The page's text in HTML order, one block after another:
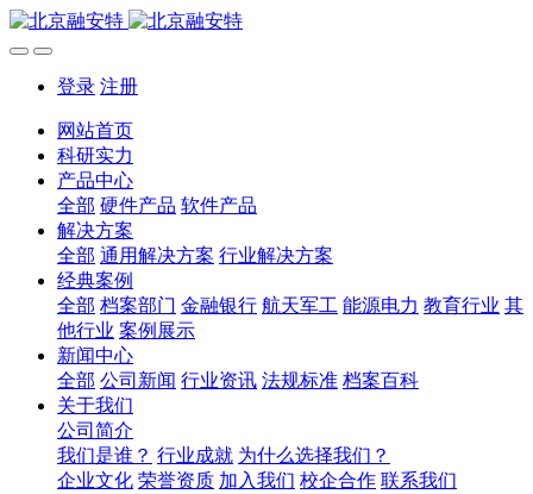
登录 注册
网站首页
科研实力
产品中心
全部 硬件产品 软件产品
解决方案
全部 通用解决方案 行业解决方案
经典案例
全部 档案部门 金融银行 航天军工 能源电力 教育行业 其
他行业 案例展示
新闻中心
全部 公司新闻 行业资讯 法规标准 档案百科
关于我们
公司简介
我们是谁？ 行业成就 为什么选择我们？
企业文化 荣誉资质 加入我们 校企合作 联系我们